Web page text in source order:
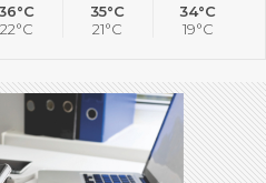
22°C
35°C
21°C
34°C
19°C